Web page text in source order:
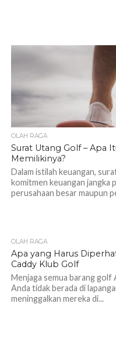
OLAH RAGA
Surat Utang Golf – Apa
Memilikinya?
Dalam istilah keuangan,
komitmen keuangan jangka
perusahaan besar maupun
OLAH RAGA
Apa yang Harus
Caddy Klub Golf
Menjaga semua barang golf
Anda tidak berada di
meninggalkan mereka di...